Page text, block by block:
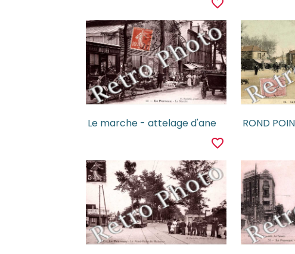
favorite_border
Le marche - attelage d'ane
favorite_border
ROND